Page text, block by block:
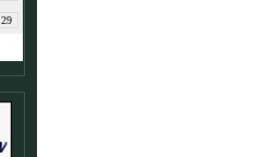
29